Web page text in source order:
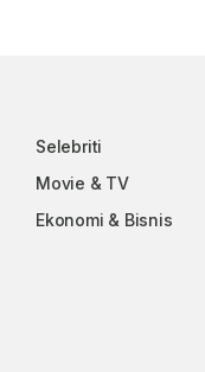
Selebriti
Movie & TV
Ekonomi & Bisnis